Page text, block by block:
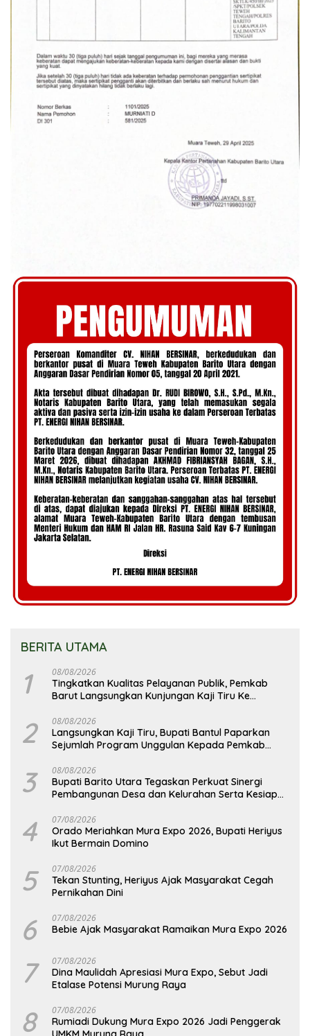
BERITA UTAMA
1 08/08/2026
Tingkatkan Kualitas Pelayanan Publik, Pemkab
Barut Langsungkan Kunjungan Kaji Tiru Ke
2 08/08/2026
Langsungkan Kaji Tiru, Bupati Bantul Paparkan
Sejumlah Program Unggulan Kepada Pemkab
3 08/08/2026
Bupati Barito Utara Tegaskan Perkuat Sinergi
Pembangunan Desa dan Kelurahan Serta Kesiapan
4 07/08/2026
Orado Meriahkan Mura Expo 2026, Bupati Heriyus
Ikut Bermain Domino
5 07/08/2026
Tekan Stunting, Heriyus Ajak Masyarakat Cegah
Pernikahan Dini
6 07/08/2026
Bebie Ajak Masyarakat Ramaikan Mura Expo 2026
7 07/08/2026
Dina Maulidah Apresiasi Mura Expo, Sebut Jadi
Etalase Potensi Murung Raya
8 07/08/2026
Rumiadi Dukung Mura Expo 2026 Jadi Penggerak